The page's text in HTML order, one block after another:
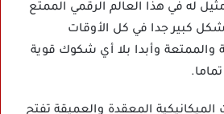
له في هذا العالم الرقمي الممتع
كبير جدا في كل الأوقات
والممتعة وأبدا بلا أي شكوك قوية
الميكانيكية المعقدة والعميقة تفتح